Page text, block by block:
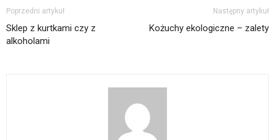
Poprzedni artykuł
Sklep z kurtkami czy z
alkoholami
Następny artykuł
Kożuchy ekologiczne – zalety